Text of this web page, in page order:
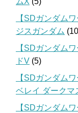
【SDガンダム
ジスガンダム
【SDガンダム
ドV (5)
【SDガンダム
ベレイ ダークマ
【SDガンダム